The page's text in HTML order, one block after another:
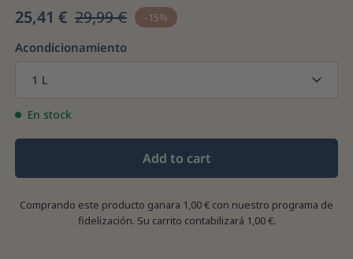
25,41 € 29,99 € -15%
Acondicionamiento
1 L
En stock
Add to cart
Comprando este producto ganara 1,00 € con nuestro programa de
fidelización. Su carrito contabilizará 1,00 €.